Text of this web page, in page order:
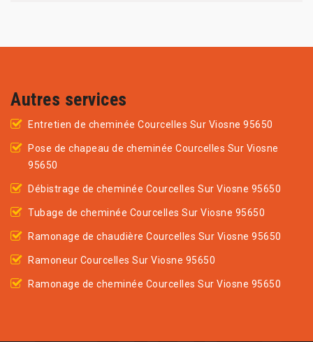
Autres services
Entretien de cheminée Courcelles Sur Viosne 95650
Pose de chapeau de cheminée Courcelles Sur Viosne
95650
Débistrage de cheminée Courcelles Sur Viosne 95650
Tubage de cheminée Courcelles Sur Viosne 95650
Ramonage de chaudière Courcelles Sur Viosne 95650
Ramoneur Courcelles Sur Viosne 95650
Ramonage de cheminée Courcelles Sur Viosne 95650